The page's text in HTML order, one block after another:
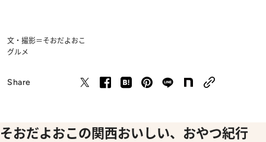
文・撮影＝そおだよおこ
グルメ
Share
そおだよおこの関西おいしい、おやつ紀行